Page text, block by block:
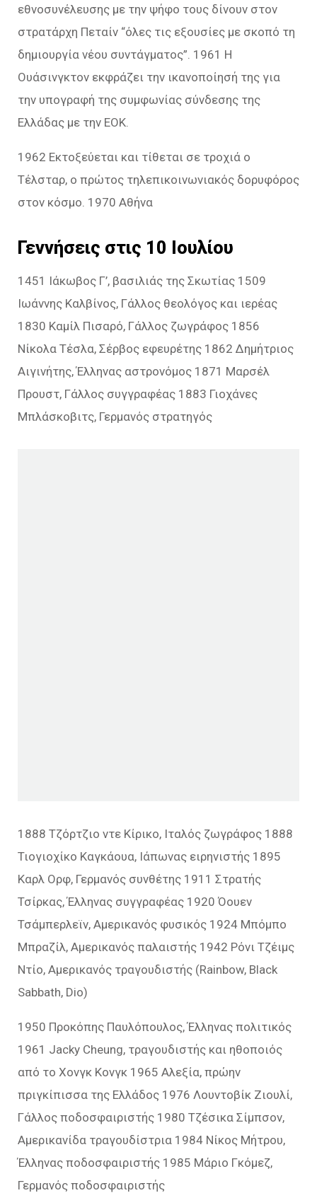
εθνοσυνέλευσης με την ψήφο τους δίνουν στον
στρατάρχη Πεταίν “όλες τις εξουσίες με σκοπό τη
δημιουργία νέου συντάγματος”. 1961 Η
Ουάσινγκτον εκφράζει την ικανοποίησή της για
την υπογραφή της συμφωνίας σύνδεσης της
Ελλάδας με την ΕΟΚ.
1962 Εκτοξεύεται και τίθεται σε τροχιά ο
Τέλσταρ, ο πρώτος τηλεπικοινωνιακός δορυφόρος
στον κόσμο. 1970 Αθήνα
Γεννήσεις στις 10 Ιουλίου
1451 Ιάκωβος Γ’, βασιλιάς της Σκωτίας 1509
Ιωάννης Καλβίνος, Γάλλος θεολόγος και ιερέας
1830 Καμίλ Πισαρό, Γάλλος ζωγράφος 1856
Νίκολα Τέσλα, Σέρβος εφευρέτης 1862 Δημήτριος
Αιγινήτης, Έλληνας αστρονόμος 1871 Μαρσέλ
Προυστ, Γάλλος συγγραφέας 1883 Γιοχάνες
Μπλάσκοβιτς, Γερμανός στρατηγός
1888 Τζόρτζιο ντε Κίρικο, Ιταλός ζωγράφος 1888
Τιογιοχίκο Καγκάουα, Ιάπωνας ειρηνιστής 1895
Καρλ Ορφ, Γερμανός συνθέτης 1911 Στρατής
Τσίρκας, Έλληνας συγγραφέας 1920 Όουεν
Τσάμπερλεϊν, Αμερικανός φυσικός 1924 Μπόμπο
Μπραζίλ, Αμερικανός παλαιστής 1942 Ρόνι Τζέιμς
Ντίο, Αμερικανός τραγουδιστής (Rainbow, Black
Sabbath, Dio)
1950 Προκόπης Παυλόπουλος, Έλληνας πολιτικός
1961 Jacky Cheung, τραγουδιστής και ηθοποιός
από το Χονγκ Κονγκ 1965 Αλεξία, πρώην
πριγκίπισσα της Ελλάδος 1976 Λουντοβίκ Ζιουλί,
Γάλλος ποδοσφαιριστής 1980 Τζέσικα Σίμπσον,
Αμερικανίδα τραγουδίστρια 1984 Νίκος Μήτρου,
Έλληνας ποδοσφαιριστής 1985 Μάριο Γκόμεζ,
Γερμανός ποδοσφαιριστής